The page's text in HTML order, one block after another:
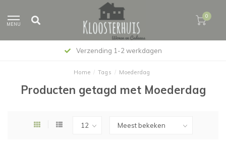
MENU
0
Verzending 1-2 werkdagen
Home / Tags / Moederdag
Producten getagd met Moederdag